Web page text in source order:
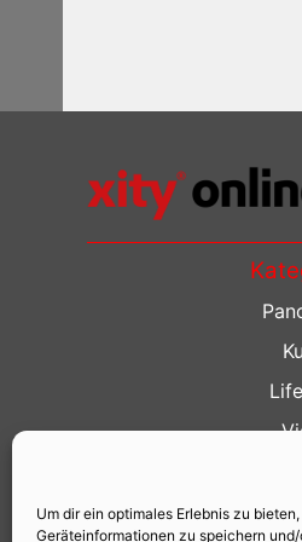
Um dir ein optimales Erlebnis zu
Geräteinformationen zu speichern